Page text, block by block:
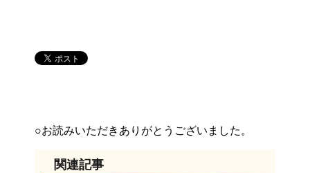
○お読みいただきありがとうございました。
関連記事